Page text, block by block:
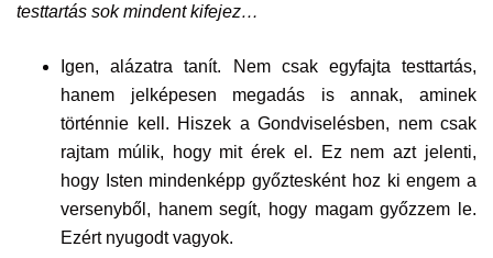
testtartás sok mindent kifejez…
Igen, alázatra tanít. Nem csak egyfajta testtartás,
hanem jelképesen megadás is annak, aminek
történnie kell. Hiszek a Gondviselésben, nem csak
rajtam múlik, hogy mit érek el. Ez nem azt jelenti,
hogy Isten mindenképp győztesként hoz ki engem a
versenyből, hanem segít, hogy magam győzzem le.
Ezért nyugodt vagyok.